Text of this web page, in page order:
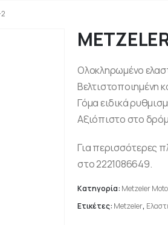
Ολοκληρωμένο
Βελτιστοποιημένη
Γόμα ειδικά
Αξιόπιστο στο
Για περισσότερες
στο 2221086649.
Κατηγορία: Metzeler Moto
Ετικέτες: Metzeler,